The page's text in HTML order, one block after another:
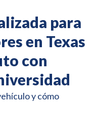
para
en Texas
con
y cómo